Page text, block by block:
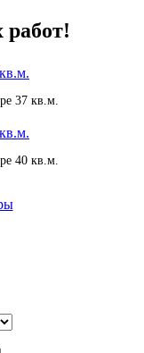
37 кв.м.
40 кв.м.